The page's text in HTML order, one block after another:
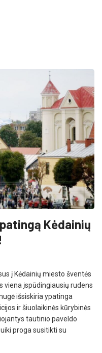
Kėdainių
į Kėdainių miesto šventės
viena įspūdingiausių rudens
išsiskiria ypatinga
ir šiuolaikinės kūrybinės
tautinio paveldo
proga susitikti su